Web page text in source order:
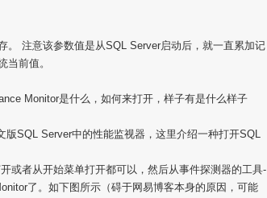
。 注意该参数值是从SQL Server启动后，就一直累加记
当前值。
Monitor是什么，如何来打开，样子有是什么样子
SQL Server中的性能监视器，这里介绍一种打开SQL
或者从开始菜单打开都可以，然后从事件探测器的工具-
了。如下图所示（碍于网易博客本身的原因，可能